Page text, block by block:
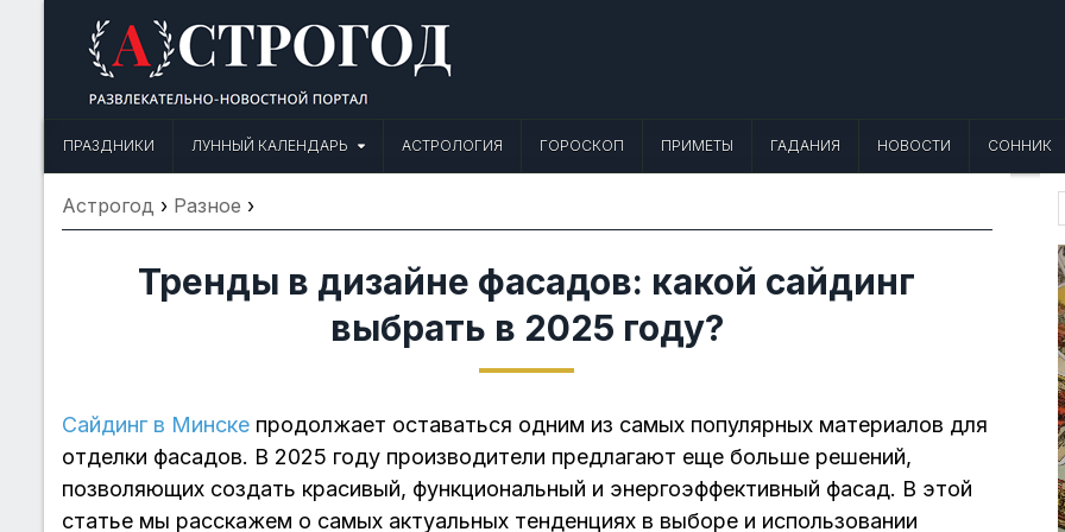
Астрогод: Праздники сегодня, Лунный календарь, Приметы, Что
ПРАЗДНИКИ
ЛУННЫЙ КАЛЕНДАРЬ АСТРОЛОГИЯ ГОРОСКОП ПРИМЕТЫ ГАДАНИЯ НОВОСТИ СОННИК
Астрогод › Разное ›
Тренды в дизайне фасадов: какой сайдинг
выбрать в 2025 году?
Сайдинг в Минске продолжает оставаться одним из самых популярных материалов для
отделки фасадов. В 2025 году производители предлагают еще больше решений,
позволяющих создать красивый, функциональный и энергоэффективный фасад. В этой
статье мы расскажем о самых актуальных тенденциях в выборе и использовании